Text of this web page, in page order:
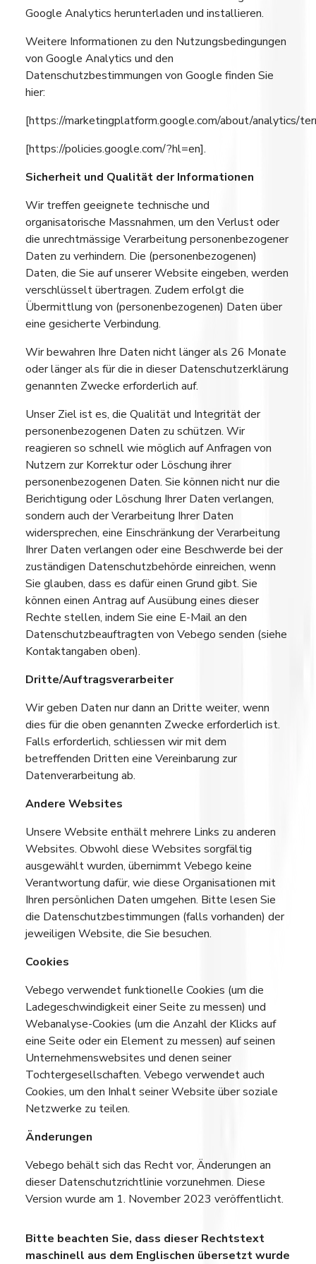
Google Analytics herunterladen und installieren.
Weitere Informationen zu den Nutzungsbedingungen
von Google Analytics und den
Datenschutzbestimmungen von Google finden Sie
hier:
[https://marketingplatform.google.com/about/analytics/
[https://policies.google.com/?hl=en].
Sicherheit und Qualität der Informationen
Wir treffen geeignete technische und
organisatorische Massnahmen, um den Verlust oder
die unrechtmässige Verarbeitung personenbezogener
Daten zu verhindern. Die (personenbezogenen)
Daten, die Sie auf unserer Website eingeben, werden
verschlüsselt übertragen. Zudem erfolgt die
Übermittlung von (personenbezogenen) Daten über
eine gesicherte Verbindung.
Wir bewahren Ihre Daten nicht länger als 26 Monate
oder länger als für die in dieser Datenschutzerklärung
genannten Zwecke erforderlich auf.
Unser Ziel ist es, die Qualität und Integrität der
personenbezogenen Daten zu schützen. Wir
reagieren so schnell wie möglich auf Anfragen von
Nutzern zur Korrektur oder Löschung ihrer
personenbezogenen Daten. Sie können nicht nur die
Berichtigung oder Löschung Ihrer Daten verlangen,
sondern auch der Verarbeitung Ihrer Daten
widersprechen, eine Einschränkung der Verarbeitung
Ihrer Daten verlangen oder eine Beschwerde bei der
zuständigen Datenschutzbehörde einreichen, wenn
Sie glauben, dass es dafür einen Grund gibt. Sie
können einen Antrag auf Ausübung eines dieser
Rechte stellen, indem Sie eine E-Mail an den
Datenschutzbeauftragten von Vebego senden (siehe
Kontaktangaben oben).
Dritte/Auftragsverarbeiter
Wir geben Daten nur dann an Dritte weiter, wenn
dies für die oben genannten Zwecke erforderlich ist.
Falls erforderlich, schliessen wir mit dem
betreffenden Dritten eine Vereinbarung zur
Datenverarbeitung ab.
Andere Websites
Unsere Website enthält mehrere Links zu anderen
Websites. Obwohl diese Websites sorgfältig
ausgewählt wurden, übernimmt Vebego keine
Verantwortung dafür, wie diese Organisationen mit
Ihren persönlichen Daten umgehen. Bitte lesen Sie
die Datenschutzbestimmungen (falls vorhanden) der
jeweiligen Website, die Sie besuchen.
Cookies
Vebego verwendet funktionelle Cookies (um die
Ladegeschwindigkeit einer Seite zu messen) und
Webanalyse-Cookies (um die Anzahl der Klicks auf
eine Seite oder ein Element zu messen) auf seinen
Unternehmenswebsites und denen seiner
Tochtergesellschaften. Vebego verwendet auch
Cookies, um den Inhalt seiner Website über soziale
Netzwerke zu teilen.
Änderungen
Vebego behält sich das Recht vor, Änderungen an
dieser Datenschutzrichtlinie vorzunehmen. Diese
Version wurde am 1. November 2023 veröffentlicht.
Bitte beachten Sie, dass dieser Rechtstext
maschinell aus dem Englischen übersetzt wurde